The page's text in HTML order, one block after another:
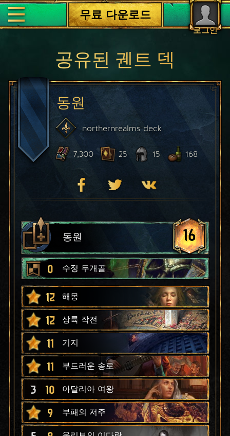
로그인
무료 다운로드
공유된 궨트 덱
동원
northernrealmsdeck
7,300 25 15 168
동원 16
0 수정 두개골
12 해몽
12 상륙 작전
11 기지
11 부드러운 송로
3 10 아달리아 여왕
9 부패의 저주